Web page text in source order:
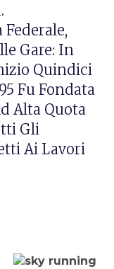
Gare: In
Quindici
Fu Fondata
Alta Quota
Gli
Ai Lavori